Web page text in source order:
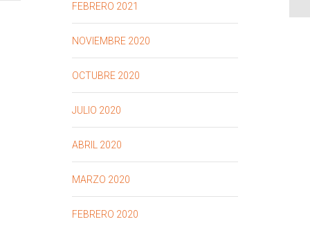
FEBRERO 2021
NOVIEMBRE 2020
OCTUBRE 2020
JULIO 2020
ABRIL 2020
MARZO 2020
FEBRERO 2020